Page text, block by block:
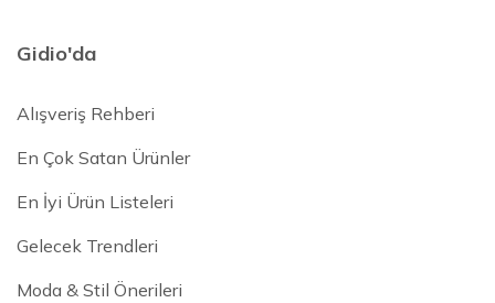
Gidio'da
Alışveriş Rehberi
En Çok Satan Ürünler
En İyi Ürün Listeleri
Gelecek Trendleri
Moda & Stil Önerileri